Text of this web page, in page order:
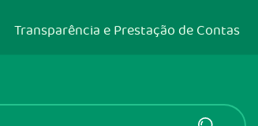
Transparência e Prestação de Contas